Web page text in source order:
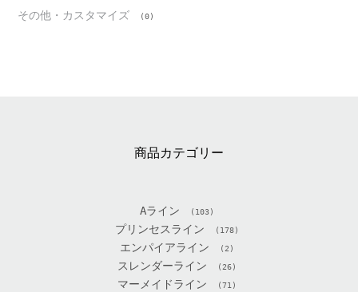
その他・カスタマイズ (0)
商品カテゴリー
Aライン (103)
プリンセスライン (178)
エンパイアライン (2)
スレンダーライン (26)
マーメイドライン (71)